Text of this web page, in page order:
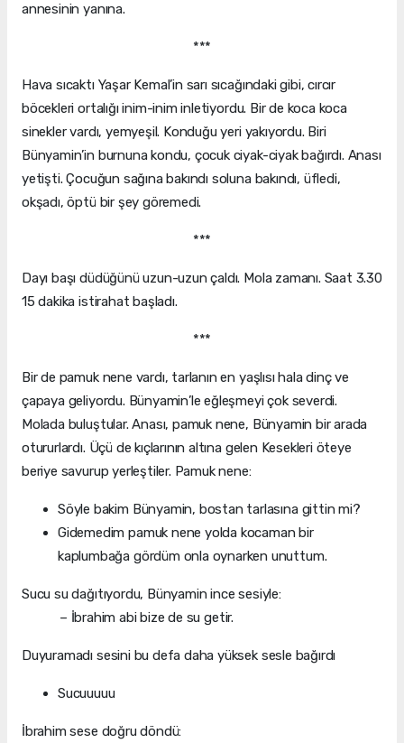
annesinin yanına.
***
Hava sıcaktı Yaşar Kemal’in sarı sıcağındaki gibi, cırcır
böcekleri ortalığı inim-inim inletiyordu. Bir de koca koca
sinekler vardı, yemyeşil. Konduğu yeri yakıyordu. Biri
Bünyamin’in burnuna kondu, çocuk ciyak-ciyak bağırdı. Anası
yetişti. Çocuğun sağına bakındı soluna bakındı, üfledi,
okşadı, öptü bir şey göremedi.
***
Dayı başı düdüğünü uzun-uzun çaldı. Mola zamanı. Saat 3.30
15 dakika istirahat başladı.
***
Bir de pamuk nene vardı, tarlanın en yaşlısı hala dinç ve
çapaya geliyordu. Bünyamin’le eğleşmeyi çok severdi.
Molada buluştular. Anası, pamuk nene, Bünyamin bir arada
otururlardı. Üçü de kıçlarının altına gelen Kesekleri öteye
beriye savurup yerleştiler. Pamuk nene:
Söyle bakim Bünyamin, bostan tarlasına gittin mi?
Gidemedim pamuk nene yolda kocaman bir
kaplumbağa gördüm onla oynarken unuttum.
Sucu su dağıtıyordu, Bünyamin ince sesiyle:
– İbrahim abi bize de su getir.
Duyuramadı sesini bu defa daha yüksek sesle bağırdı
Sucuuuuu
İbrahim sese doğru döndü: